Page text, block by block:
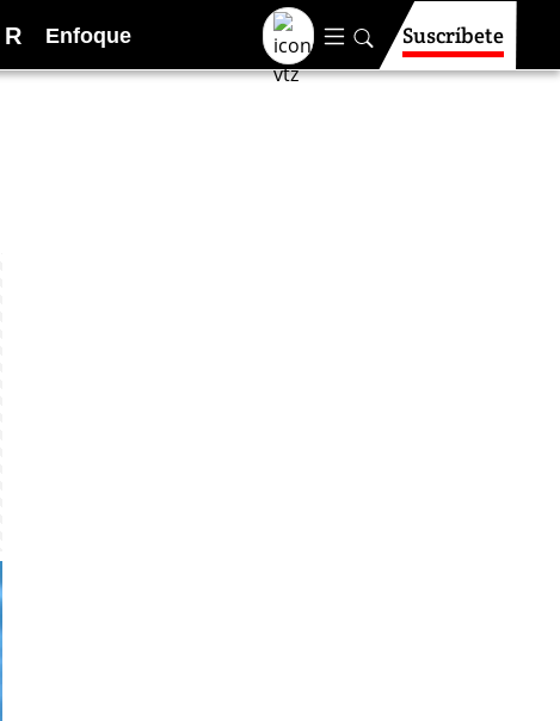
R Enfoque Suscríbete